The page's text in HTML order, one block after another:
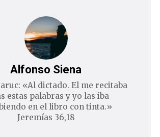
Alfonso Siena
«Al dictado. El me recitaba
estas palabras y yo las iba
en el libro con tinta.»
Jeremías 36,18